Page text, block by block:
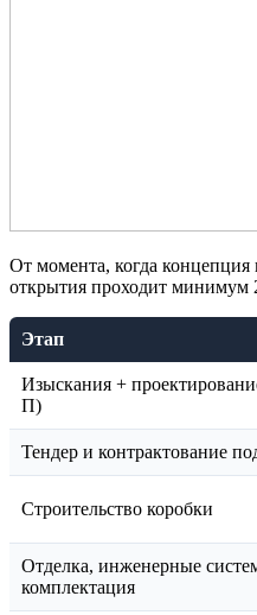
От момента, когда концепция
открытия проходит минимум
Этап
Изыскания +
П)
Тендер и контрактование
Строительство коробки
Отделка, инженерные
комплектация